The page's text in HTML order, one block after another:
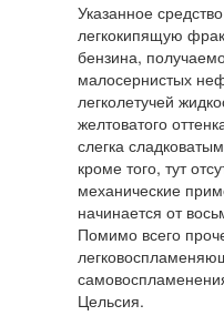
Указанное
легкокипящую
бензина,
малосернистых
легколетучей
желтоватого
слегка
кроме того, тут
механические
начинается от
Помимо всего
Цельсия.